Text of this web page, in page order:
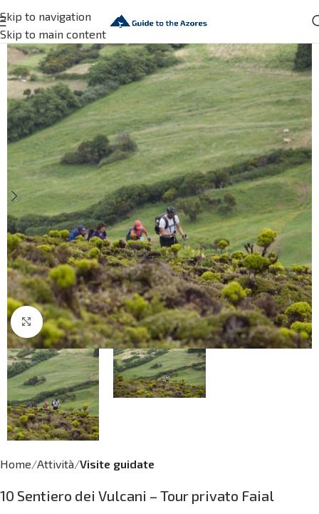
Skip to navigation
Skip to main content
Click to enlarge
Home Attività Visite guidate
10 Sentiero dei Vulcani – Tour privato Faial